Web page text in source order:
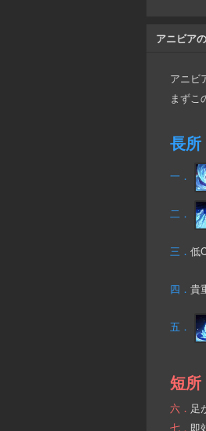
アニビア
アニビ
まずこ
長所
一．
二．
三． 低
四． 貴
五．
短所
六． 足
七． 即